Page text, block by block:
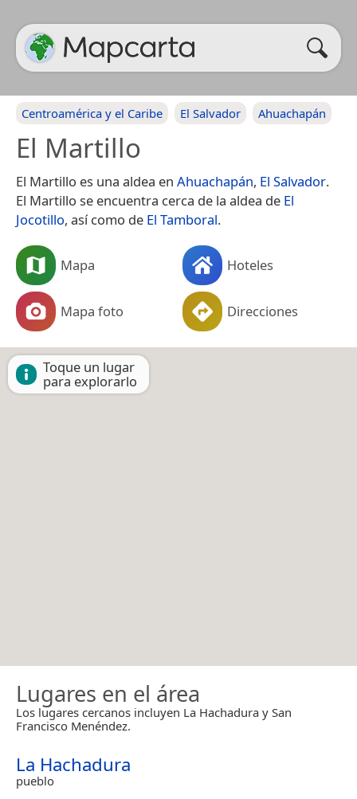
Centroamérica y el Caribe El Salvador Ahuachapán
El Martillo
El Martillo es una aldea en Ahuachapán, El Salvador.
El Martillo se encuentra cerca de la aldea de El
Jocotillo, así como de El Tamboral.
Mapa Hoteles
Mapa foto Direcciones
Toque un lugar
para explorarlo
Lugares en el área
Los lugares cercanos incluyen La Hachadura y San
Francisco Menéndez.
La Hachadura
pueblo